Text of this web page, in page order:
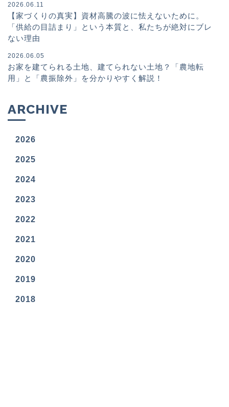
2026.06.11
【家づくりの真実】資材高騰の波に怯えないために。
「供給の目詰まり」という本質と、私たちが絶対にブレ
ない理由
2026.06.05
お家を建てられる土地、建てられない土地？「農地転
用」と「農振除外」を分かりやすく解説！
ARCHIVE
2026
2025
2024
2023
2022
2021
2020
2019
2018